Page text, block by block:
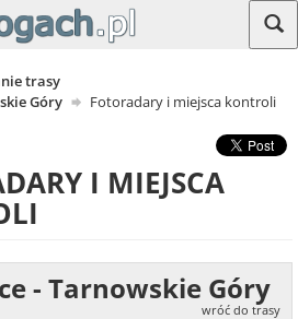
trasy
Góry
Fotoradary i miejsca kontroli
I MIEJSCA
- Tarnowskie Góry
wróć do trasy